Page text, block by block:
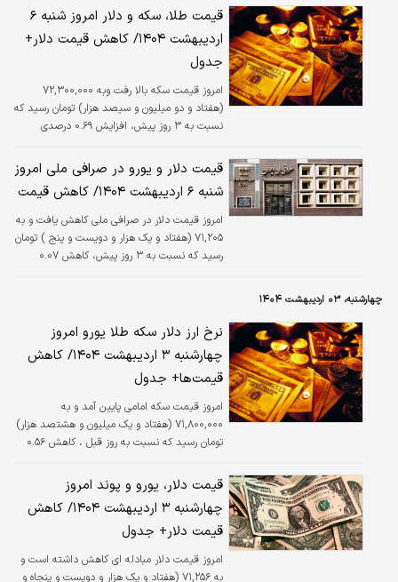
قیمت طلا، سکه و دلار امروز شنبه ۶
اردیبهشت ۱۴۰۴/ کاهش قیمت دلار+
جدول
امروز قیمت سکه بالا رفت وبه ۷۲,۳۰۰,۰۰۰
(هفتاد و دو میلیون و سیصد هزار) تومان رسید که
نسبت به ۳ روز پیش، افزایش ۰.۶۹ درصدی
قیمت دلار و یورو در صرافی ملی امروز
شنبه ۶ اردیبهشت ۱۴۰۴/ کاهش قیمت
امروز قیمت دلار در صرافی ملی کاهش یافت و به
۷۱,۲۰۵ (هفتاد و یک هزار و دویست و پنج ) تومان
رسید که نسبت به ۳ روز پیش، کاهش ۰.۰۷
چهارشنبه، ۰۳ اردیبهشت ۱۴۰۴
نرخ ارز دلار سکه طلا یورو امروز
چهارشنبه ۳ اردیبهشت ۱۴۰۴/ کاهش
قیمت‌ها+ جدول
امروز قیمت سکه امامی پایین آمد و به
۷۱,۸۰۰,۰۰۰ (هفتاد و یک میلیون و هشتصد هزار)
تومان رسید که نسبت به روز قبل ، کاهش ۰.۵۶
نشست.
قیمت دلار، یورو و پوند امروز
چهارشنبه ۳ اردیبهشت ۱۴۰۴/ کاهش
قیمت دلار+ جدول
امروز قیمت دلار مبادله ای کاهش داشته است و
به ۷۱,۲۵۶ (هفتاد و یک هزار و دویست و پنجاه و